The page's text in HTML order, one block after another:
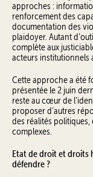
approches :
renforcement des
documentation des
plaidoyer. Autant
complète aux
acteurs institutionnels
Cette approche a été
présentée le 2 juin
reste au cœur de
proposer d’autres
des réalités
complexes.
Etat de droit et droits
défendre ?